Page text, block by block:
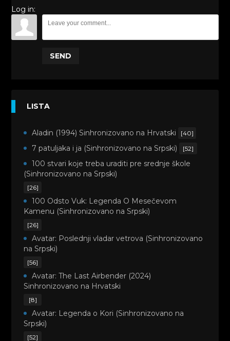
Log in:
SEND
LISTA
Aladin (1994) Sinhronizovano na Hrvatski [40]
7 patuljaka i ja (Sinhronizovano na Srpski) [52]
100 stvari koje treba uraditi pre srednje škole
(Sinhronizovano na Srpski)
[26]
100 Odsto Vuk: Legenda O Mesečevom
Kamenu (Sinhronizovano na Srpski)
[26]
Avatar: Poslednji vladar vetrova (Sinhronizovano
na Srpski)
[56]
Avatar: The Last Airbender (2024)
Sinhronizovano na Hrvatski
[8]
Avatar: Legenda o Kori (Sinhronizovano na
Srpski)
[52]